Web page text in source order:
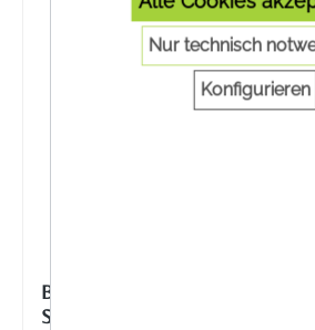
BIOCHEMIE PFLÜGER® NR. 10
SULFURICUM D 6 TABLETTEN
Nur technisch
Konfigurieren